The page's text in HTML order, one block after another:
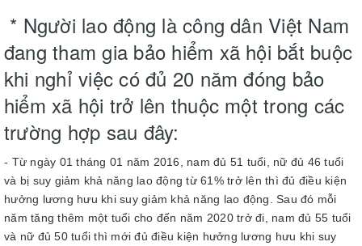
* Người lao động là công dân Việt Nam
đang tham gia bảo hiểm xã hội bắt buộc
khi nghỉ việc có đủ 20 năm đóng bảo
hiểm xã hội trở lên thuộc một trong các
trường hợp sau đây:
- Từ ngày 01 tháng 01 năm 2016, nam đủ 51 tuổi, nữ đủ 46 tuổi
và bị suy giảm khả năng lao động từ 61% trở lên thì đủ điều kiện
hưởng lương hưu khi suy giảm khả năng lao động. Sau đó mỗi
năm tăng thêm một tuổi cho đến năm 2020 trở đi, nam đủ 55 tuổi
và nữ đủ 50 tuổi thì mới đủ điều kiện hưởng lương hưu khi suy